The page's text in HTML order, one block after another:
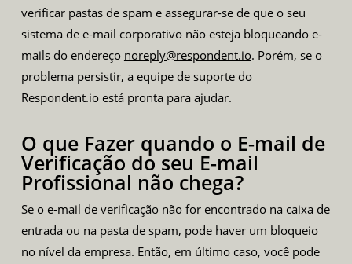
verificar pastas de spam e assegurar-se de que o seu
sistema de e-mail corporativo não esteja bloqueando e-
mails do endereço noreply@respondent.io. Porém, se o
problema persistir, a equipe de suporte do
Respondent.io está pronta para ajudar.
O que Fazer quando o E-mail de
Verificação do seu E-mail
Profissional não chega?
Se o e-mail de verificação não for encontrado na caixa de
entrada ou na pasta de spam, pode haver um bloqueio
no nível da empresa. Então, em último caso, você pode